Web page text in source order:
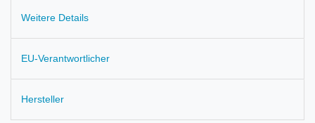
Weitere Details
EU-Verantwortlicher
Hersteller